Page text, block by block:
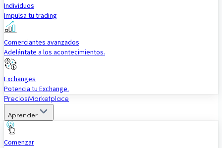
Individuos
Impulsa tu trading
Comerciantes avanzados
Adelántate a los acontecimientos.
Exchanges
Potencia tu Exchange.
PreciosMarketplace
Aprender
Comenzar